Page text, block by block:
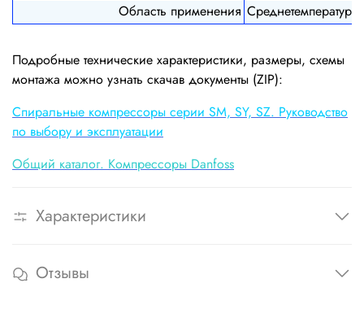
Область применения
Подробные технические характеристики, размеры, схемы
монтажа можно узнать скачав документы (ZIP):
Cпиральные компрессоры серии SM, SY, SZ. Руководство
по выбору и эксплуатации
Общий каталог. Компрессоры Danfoss
Характеристики
Отзывы